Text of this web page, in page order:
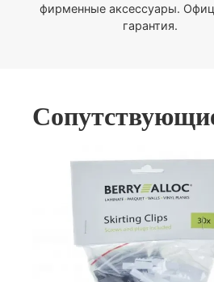
фирменные аксессуары.
гарантия.